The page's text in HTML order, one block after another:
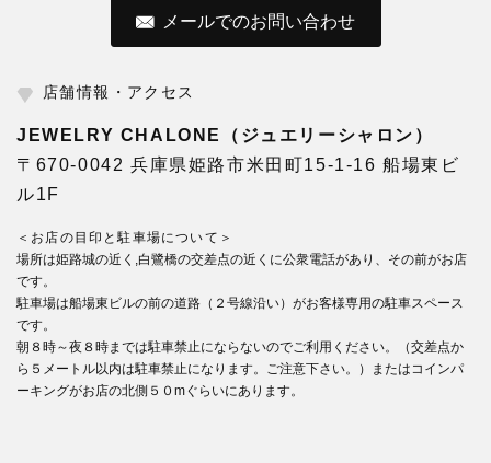
メールでのお問い合わせ
店舗情報・アクセス
JEWELRY CHALONE（ジュエリーシャロン）
〒670-0042 兵庫県姫路市米田町15-1-16 船場東ビ
ル1F
＜お店の目印と駐車場について＞
場所は姫路城の近く,白鷺橋の交差点の近くに公衆電話があり、その前がお店
です。
駐車場は船場東ビルの前の道路（２号線沿い）がお客様専用の駐車スペース
です。
朝８時～夜８時までは駐車禁止にならないのでご利用ください。（交差点か
ら５メートル以内は駐車禁止になります。ご注意下さい。）またはコインパ
ーキングがお店の北側５０mぐらいにあります。